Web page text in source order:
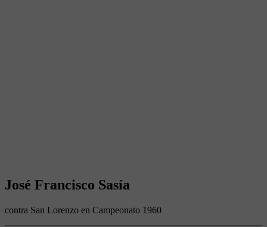
José Francisco Sasía
contra San Lorenzo en Campeonato 1960